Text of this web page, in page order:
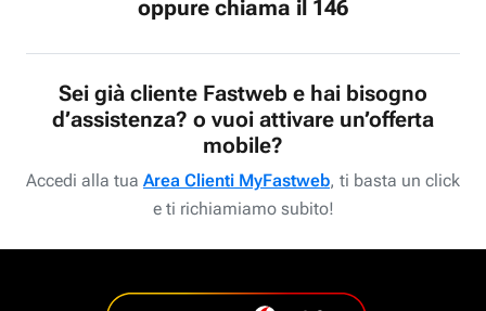
oppure chiama il 146
Sei già cliente Fastweb e hai bisogno
d’assistenza? o vuoi attivare un’offerta
mobile?
Accedi alla tua Area Clienti MyFastweb, ti basta un click
e ti richiamiamo subito!